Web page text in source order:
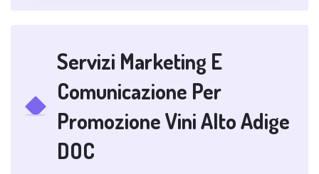
Servizi Marketing E
Comunicazione Per
Promozione Vini Alto Adige
DOC